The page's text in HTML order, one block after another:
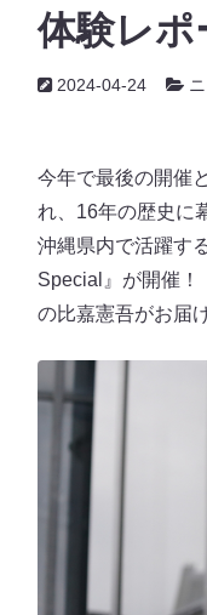
体験レポ
2024-04-24
今年で最後の開催
れ、16年の歴史に
沖縄県内で活躍す
Special』が開催
の比嘉憲吾がお届